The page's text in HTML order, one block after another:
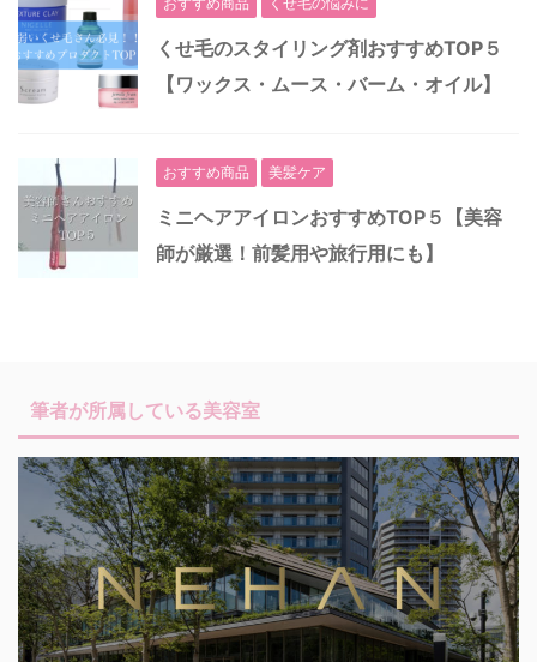
くせ毛のスタイリング剤おすすめTOP５
【ワックス・ムース・バーム・オイル】
おすすめ商品 美髪ケア
ミニヘアアイロンおすすめTOP５【美容
師が厳選！前髪用や旅行用にも】
筆者が所属している美容室